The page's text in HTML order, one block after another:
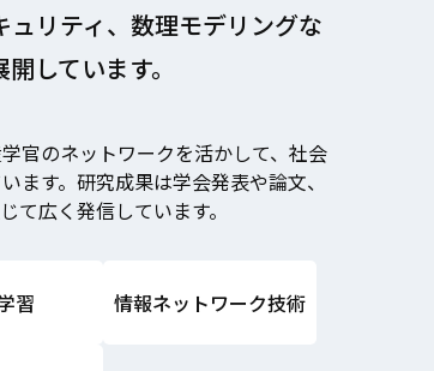
リティ、数理モデリングな
しています。
官のネットワークを活かして、社会
ます。研究成果は学会発表や論文、
て広く発信しています。
習 情報ネットワーク技術